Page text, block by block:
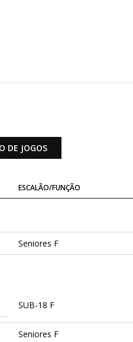
DE JOGOS
ESCALÃO/FUNÇÃO
Seniores F
SUB-18 F
Seniores F